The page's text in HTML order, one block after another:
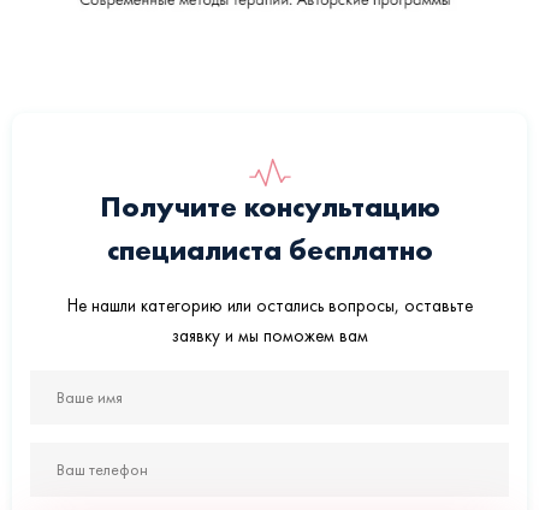
Получите консультацию
специалиста бесплатно
Не нашли категорию или остались вопросы, оставьте
заявку и мы поможем вам